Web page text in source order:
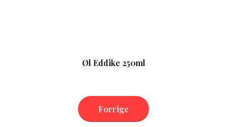
Øl Eddike 250ml
Forrige